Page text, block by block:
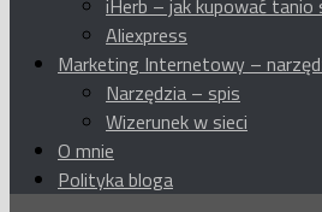
iHerb – jak kupować tanio
Aliexpress
Marketing Internetowy –
Narzędzia – spis
Wizerunek w sieci
O mnie
Polityka bloga